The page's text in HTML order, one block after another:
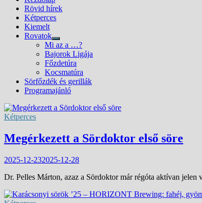
Rövid hírek
Kétperces
Kiemelt
Rovatok
Show
sub
menu
Mi az a …?
Bajorok Ligája
Főzdetúra
Kocsmatúra
Sörfőzdék és gerillák
Programajánló
Kétperces
Megérkezett a Sördoktor első söre
2025-12-232025-12-28
Dr. Pelles Márton, azaz a Sördoktor már régóta aktívan